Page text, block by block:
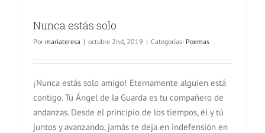
Nunca estás solo
Por mariateresa | octubre 2nd, 2019 | Categorías: Poemas
¡Nunca estás solo amigo! Eternamente alguien está
contigo. Tu Ángel de la Guarda es tu compañero de
andanzas. Desde el principio de los tiempos, él y tú
juntos y avanzando, jamás te deja en indefensión en